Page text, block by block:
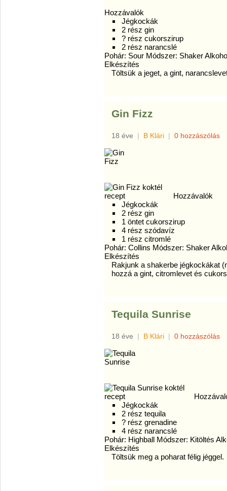
Hozzávalók
Jégkockák
2 rész gin
? rész cukorszirup
2 rész narancslé
Pohár: Sour Módszer: Shaker
Elkészítés
Töltsük a jeget, a gint,
Gin Fizz
18 éve | B Klári | 0 hozzászólás
Hozzávalók
Jégkockák
2 rész gin
1 öntet cukorszirup
4 rész szódavíz
1 rész citromlé
Pohár: Collins Módszer: Shaker
Elkészítés
Rakjunk a shakerbe jégkockákat
hozzá a gint, citromlevet és
Tequila Sunrise
18 éve | B Klári | 0 hozzászólás
Jégkockák
2 rész tequila
? rész grenadine
4 rész narancslé
Pohár: Highball Módszer: Kitöltés
Elkészítés
Töltsük meg a poharat félig jéggel.